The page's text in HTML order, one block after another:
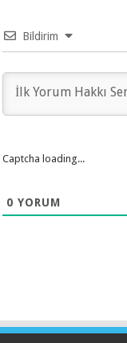
Bildirim
Captcha loading...
0 YORUM